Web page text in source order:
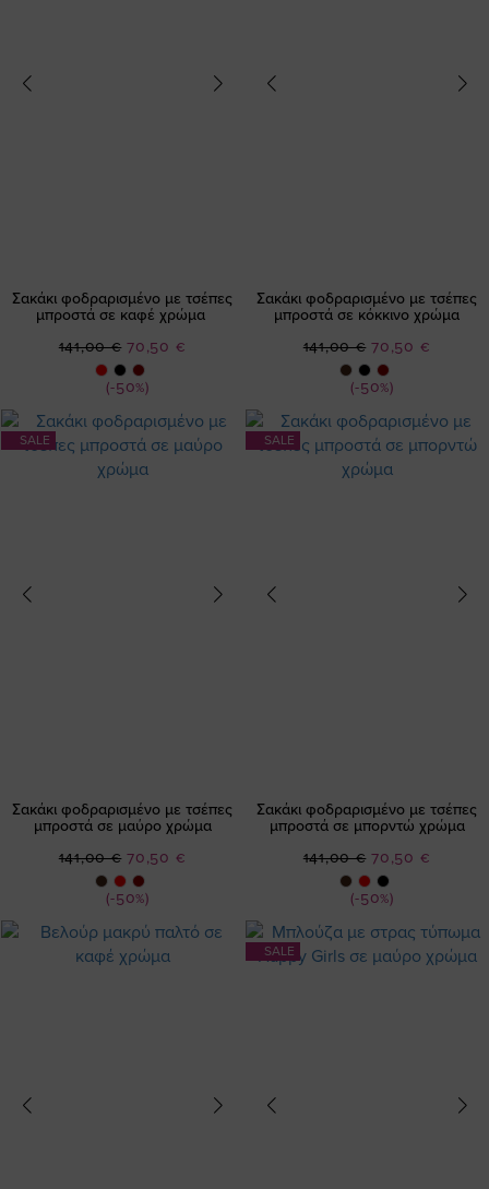
Σακάκι φοδραρισμένο με τσέπες
μπροστά σε καφέ χρώμα
(-50%)
Ειδική
Τιμή
70,50 €
141,00 €
Σακάκι φοδραρισμένο με τσέπες
μπροστά σε κόκκινο χρώμα
(-50%)
Ειδική
Τιμή
70,50 €
141,00 €
SALE
Σακάκι φοδραρισμένο με τσέπες
μπροστά σε μαύρο χρώμα
(-50%)
Ειδική
Τιμή
70,50 €
141,00 €
SALE
Σακάκι φοδραρισμένο με τσέπες
μπροστά σε μπορντώ χρώμα
(-50%)
Ειδική
Τιμή
70,50 €
141,00 €
SALE